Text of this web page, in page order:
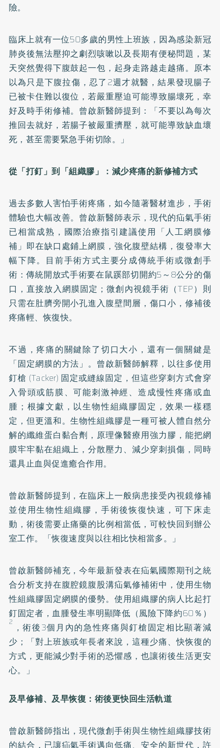
險。
臨床上就有一位50多歲的男性上班族，因為感染新冠
肺炎後無法壓抑之劇烈咳嗽以及長期有便秘問題，某
天突然覺得下腹鼓起一包，起身走路越走越痛。原本
以為只是下腹拉傷，忍了2週才就醫，結果發現腸子
已被卡住難以復位，若嚴重壓迫可能導致腸壞死，幸
好及時手術修補。曾啟新醫師提到：「不要以為每次
推回去就好，若腸子被嚴重擠壓，就可能導致缺血壞
死，甚至需要緊急手術切除。」
從「打釘」到「組織膠」：減少疼痛的新修補方式
過去多數人害怕手術疼痛，如今隨著醫材進步，手術
體驗也大幅改善。曾啟新醫師表示，現代的疝氣手術
已相當成熟，國際治療指引建議使用「人工網膜修
補」即在缺口處鋪上網膜，強化腹壁結構，復發率大
幅下降。目前手術方式主要分成傳統手術或微創手
術：傳統開放式手術要在鼠蹊部切開約5～8公分的傷
口，直接放入網膜固定；微創內視鏡手術（TEP）則
只需在肚臍旁開小孔進入腹壁間層，傷口小，修補後
疼痛輕、恢復快。
不過，疼痛的關鍵除了切口大小，還有一個關鍵是
「固定網膜的方法」。曾啟新醫師解釋，以往多使用
釘槍 (Tacker) 固定或縫線固定，但這些穿刺方式會穿
入骨頭或筋膜、可能刺激神經、造成慢性疼痛或血
腫；根據文獻，以生物性組織膠固定，效果一樣穩
定，但更溫和。生物性組織膠是一種可被人體自然分
解的纖維蛋白黏合劑，原理像醫療用強力膠，能把網
膜牢牢黏在組織上，分散壓力、減少穿刺損傷，同時
還具止血與促進癒合作用。
曾啟新醫師提到，在臨床上一般病患接受內視鏡修補
並使用生物性組織膠，手術後恢復快速，可下床走
動，術後需要止痛藥的比例相當低，可較快回到辦公
室工作。「恢復速度與以往相比快相當多。」
曾啟新醫師補充，今年最新發表在疝氣國際期刊之統
合分析支持在腹腔鏡腹股溝疝氣修補術中，使用生物
性組織膠固定網膜的優勢。使用組織膠的病人比起打
釘固定者，血腫發生率明顯降低（風險下降約60％）
2 ，術後3個月內的急性疼痛與釘槍固定相比顯著減
少；「對上班族或年長者來說，這種少痛、快恢復的
方式，更能減少對手術的恐懼感，也讓術後生活更安
心。」
及早修補、及早恢復：術後更快回生活軌道
曾啟新醫師指出，現代微創手術與生物性組織膠技術
的結合，已讓疝氣手術邁向低痛、安全的新世代，許